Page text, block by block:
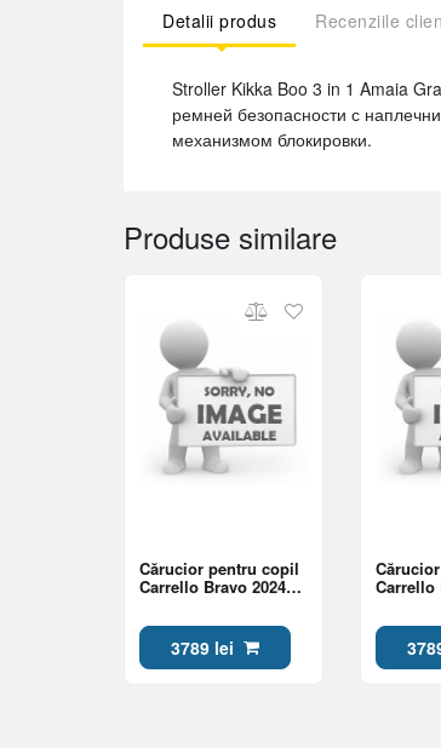
Detalii produs Recenziile
Stroller Kikka Boo 3 in 1 Amaia
ремней безопасности с
механизмом блокировки.
Produse similare
Cărucior pentru copil
Carrello Bravo 2024
3789 lei
Carrello